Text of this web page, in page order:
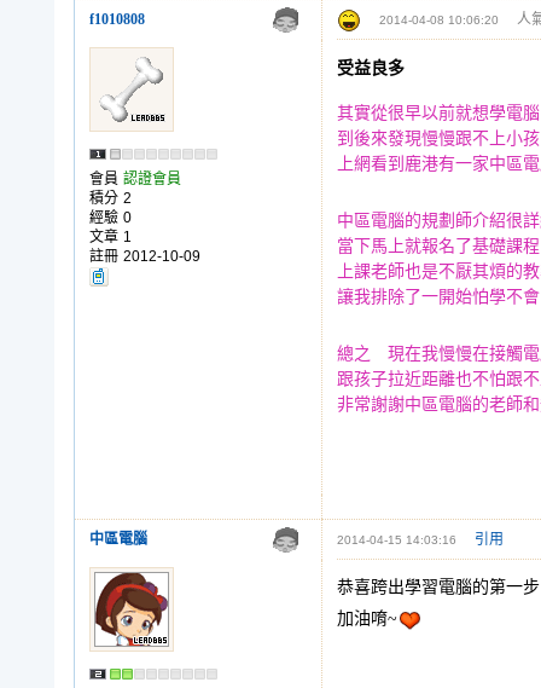
f1010808 2014-04-08 10:06:20 人
會員 認證會員
積分 2
經驗 0
文章 1
註冊 2012-10-09
受益良多
其實從很早以前就想學電
到後來發現慢慢跟不上小
上網看到鹿港有一家中區
中區電腦的規劃師介紹很
當下馬上就報名了基礎課
上課老師也是不厭其煩的
讓我排除了一開始怕學不
總之 現在我慢慢在接觸
跟孩子拉近距離也不怕跟
非常謝謝中區電腦的老師
中區電腦 2014-04-15 14:03:16 引用
恭喜跨出學習電腦的第一
加油唷~